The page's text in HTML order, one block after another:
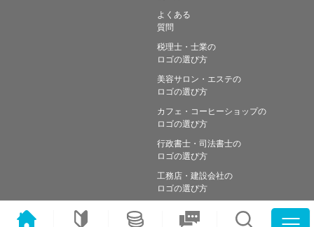
よくある
質問
税理士・士業の
ロゴの選び方
美容サロン・エステの
ロゴの選び方
カフェ・コーヒーショップの
ロゴの選び方
行政書士・司法書士の
ロゴの選び方
工務店・建設会社の
ロゴの選び方